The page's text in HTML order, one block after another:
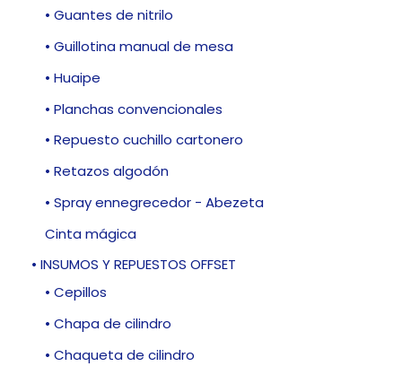
• Guantes de nitrilo
• Guillotina manual de mesa
• Huaipe
• Planchas convencionales
• Repuesto cuchillo cartonero
• Retazos algodón
• Spray ennegrecedor - Abezeta
Cinta mágica
• INSUMOS Y REPUESTOS OFFSET
• Cepillos
• Chapa de cilindro
• Chaqueta de cilindro